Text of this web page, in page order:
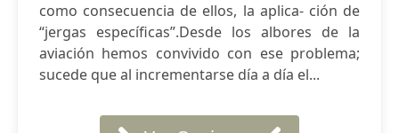
como consecuencia de ellos, la aplica- ción de
“jergas específicas”.Desde los albores de la
aviación hemos convivido con ese problema;
sucede que al incrementarse día a día el...